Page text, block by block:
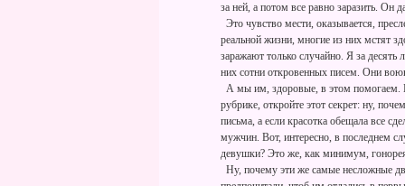
за ней, а потом все равно заразить. Он
Это чувство мести, оказывается,
реальной жизни, многие из них мстят
заражают только случайно. Я за
них сотни откровенных писем. Они
А мы им, здоровые, в этом помогаем.
рубрике, откройте этот секрет: ну,
письма, а если красотка обещала все
мужчин. Вот, интересно, в последнем
девушки? Это же, как минимум,
Ну, почему эти же самые несложные